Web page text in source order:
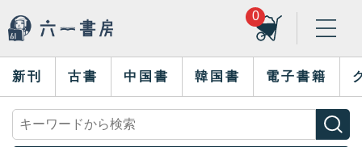
0
新刊 古書 中国書 韓国書 電子書籍